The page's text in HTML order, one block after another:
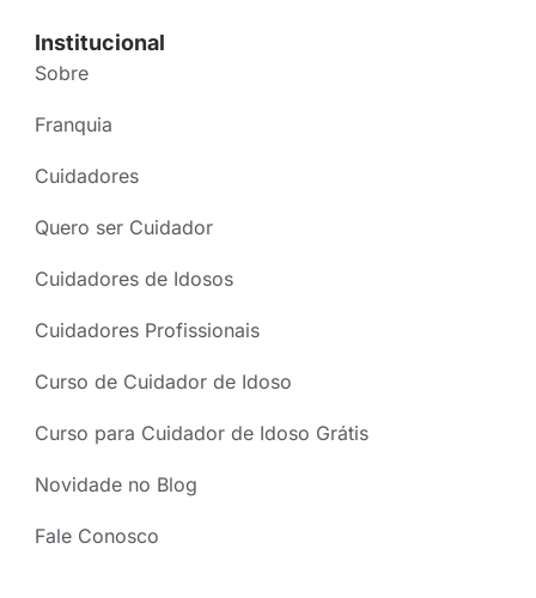
Institucional
Sobre
Franquia
Cuidadores
Quero ser Cuidador
Cuidadores de Idosos
Cuidadores Profissionais
Curso de Cuidador de Idoso
Curso para Cuidador de Idoso Grátis
Novidade no Blog
Fale Conosco